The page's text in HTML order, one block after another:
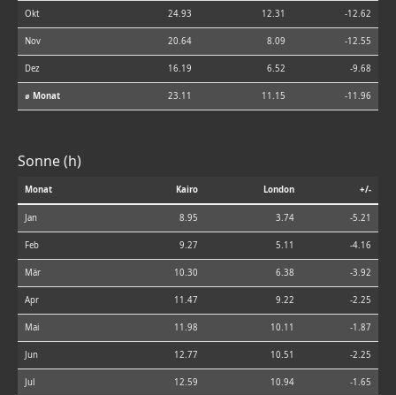
Okt 24.93 12.31 -12.62
Nov 20.64 8.09 -12.55
Dez 16.19 6.52 -9.68
⌀ Monat 23.11 11.15 -11.96
Sonne (h)
Monat Kairo London +/-
Jan 8.95 3.74 -5.21
Feb 9.27 5.11 -4.16
Mär 10.30 6.38 -3.92
Apr 11.47 9.22 -2.25
Mai 11.98 10.11 -1.87
Jun 12.77 10.51 -2.25
Jul 12.59 10.94 -1.65